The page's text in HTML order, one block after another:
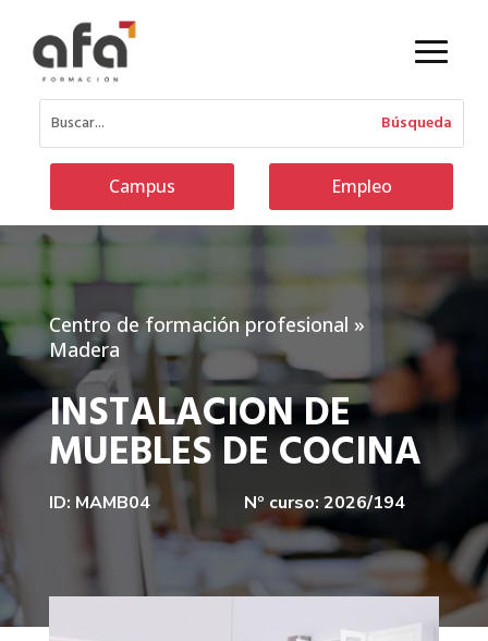
Campus Empleo
Centro de formación profesional »
Madera
INSTALACION DE
MUEBLES DE COCINA
ID: MAMB04 Nº curso: 2026/194